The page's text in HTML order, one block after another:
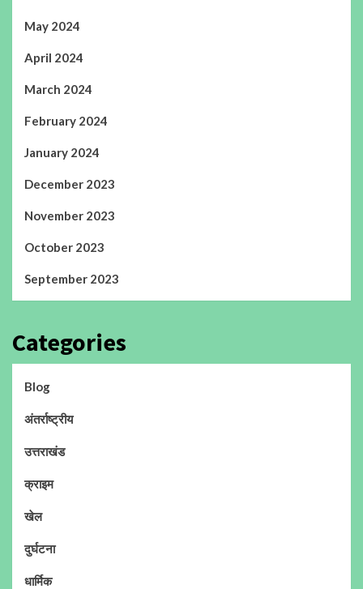
May 2024
April 2024
March 2024
February 2024
January 2024
December 2023
November 2023
October 2023
September 2023
Categories
Blog
अंतर्राष्ट्रीय
उत्तराखंड
क्राइम
खेल
दुर्घटना
धार्मिक